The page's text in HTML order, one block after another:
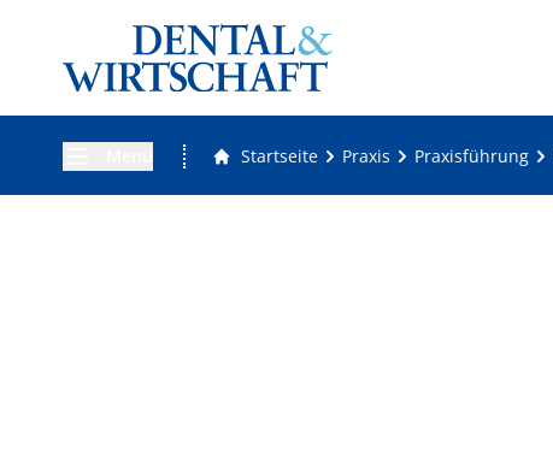
Startseite Praxis Praxisführung